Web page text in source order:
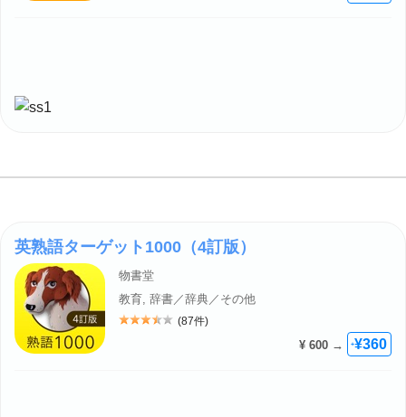
英熟語ターゲット1000（4訂版）
物書堂
教育, 辞書／辞典／その他
評価: 3.5
(87件)
¥ 600 → +¥360